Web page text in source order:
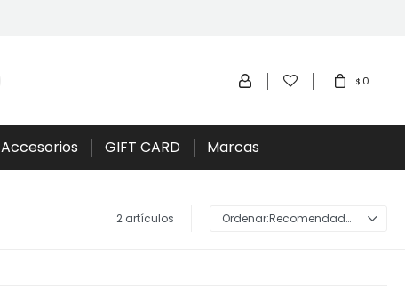
Accesorios GIFT CARD Marcas
$ 0
2 artículos Recomendados